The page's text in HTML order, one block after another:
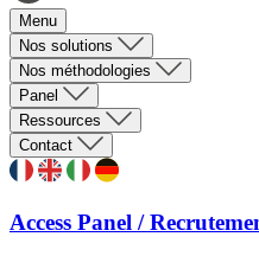
Menu
Nos solutions
Nos méthodologies
Panel
Ressources
Contact
Access Panel /